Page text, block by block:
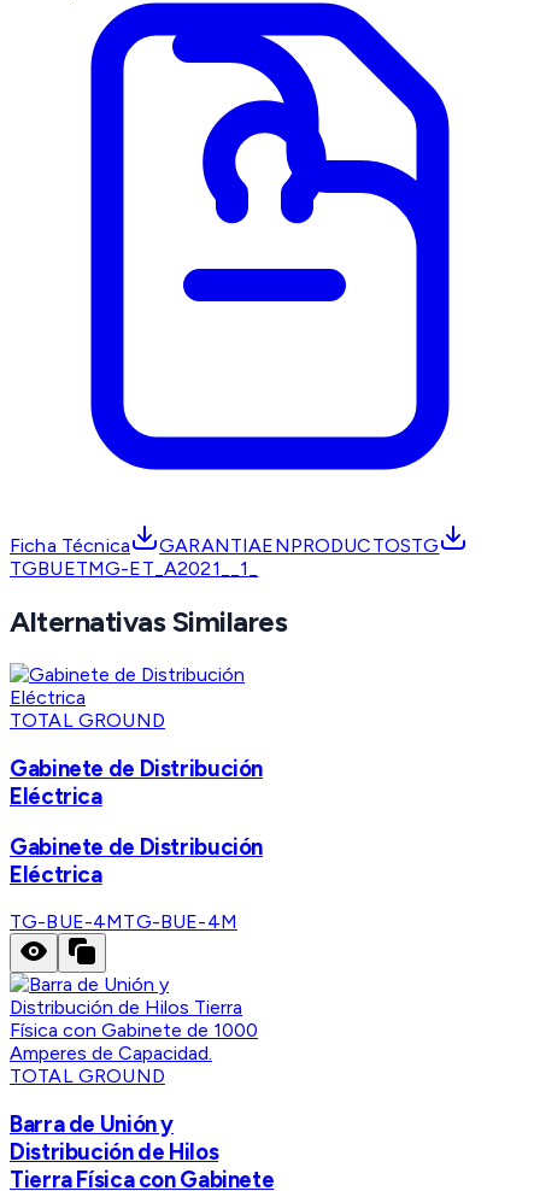
Ficha Técnica
GARANTIAENPRODUCTOSTG
TGBUETMG-ET_A2021__1_
Alternativas Similares
TOTAL GROUND
Gabinete de Distribución
Eléctrica
Gabinete de Distribución
Eléctrica
TG-BUE-4MTG-BUE-4M
TOTAL GROUND
Barra de Unión y
Distribución de Hilos
Tierra Física con Gabinete